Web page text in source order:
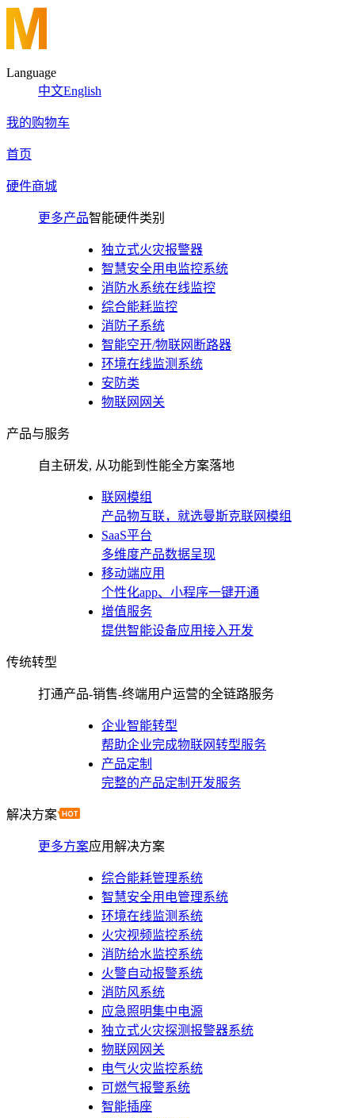
Language
中文English
我的购物车
首页
硬件商城
更多产品智能硬件类别
独立式火灾报警器
智慧安全用电监控系统
消防水系统在线监控
综合能耗监控
消防子系统
智能空开/物联网断路器
环境在线监测系统
安防类
物联网网关
产品与服务
自主研发, 从功能到性能全方案落地
联网模组
产品物互联，就选曼斯克联网模组
SaaS平台
多维度产品数据呈现
移动端应用
个性化app、小程序一键开通
增值服务
提供智能设备应用接入开发
传统转型
打通产品-销售-终端用户运营的全链路服务
企业智能转型
帮助企业完成物联网转型服务
产品定制
完整的产品定制开发服务
解决方案
更多方案应用解决方案
综合能耗管理系统
智慧安全用电管理系统
环境在线监测系统
火灾视频监控系统
消防给水监控系统
火警自动报警系统
消防风系统
应急照明集中电源
独立式火灾探测报警器系统
物联网网关
电气火灾监控系统
可燃气报警系统
智能插座